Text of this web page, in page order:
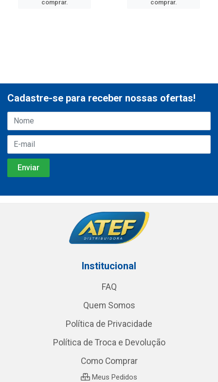
comprar.
comprar.
Cadastre-se para receber nossas ofertas!
Institucional
FAQ
Quem Somos
Política de Privacidade
Política de Troca e Devolução
Como Comprar
Meus Pedidos